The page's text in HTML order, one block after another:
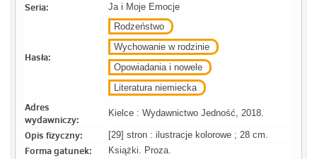
Seria: Ja i Moje Emocje
Hasła:
Rodzeństwo
Wychowanie w rodzinie
Opowiadania i nowele
Literatura niemiecka
Adres
wydawniczy:
Kielce : Wydawnictwo Jedność, 2018.
Opis fizyczny: [29] stron : ilustracje kolorowe ; 28 cm.
Forma gatunek: Książki. Proza.